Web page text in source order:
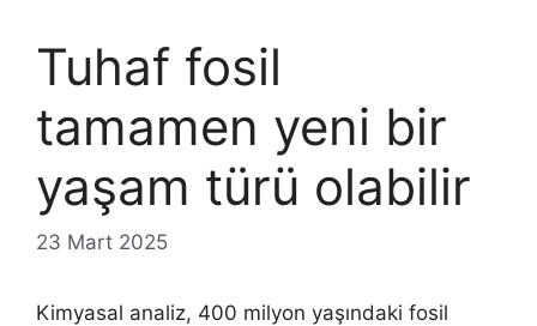
Tuhaf fosil
tamamen yeni bir
yaşam türü olabilir
23 Mart 2025
Kimyasal analiz, 400 milyon yaşındaki fosil